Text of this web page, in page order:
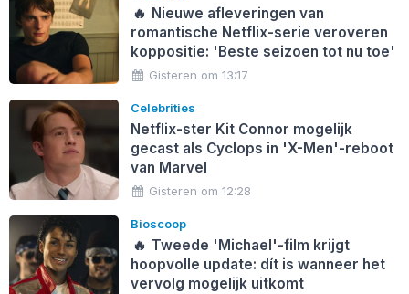
🔥 Nieuwe afleveringen van
romantische Netflix-serie veroveren
koppositie: 'Beste seizoen tot nu toe'
Gisteren om 13:17
Celebrities
Netflix-ster Kit Connor mogelijk
gecast als Cyclops in 'X-Men'-reboot
van Marvel
Gisteren om 12:28
Bioscoop
🔥 Tweede 'Michael'-film krijgt
hoopvolle update: dít is wanneer het
vervolg mogelijk uitkomt